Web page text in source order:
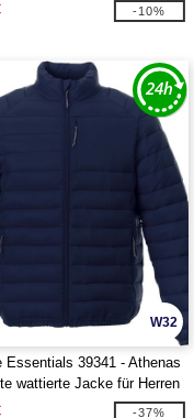
-10%
W32
Essentials 39341 - Athenas
wattierte Jacke für Herren
-37%